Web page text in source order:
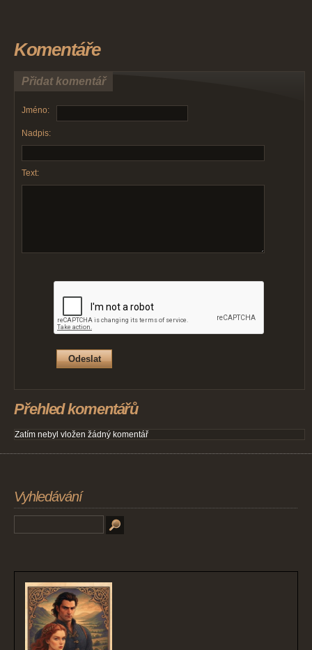
Komentáře
Přidat komentář
Jméno:
Nadpis:
Text:
Přehled komentářů
Zatím nebyl vložen žádný komentář
Vyhledávání